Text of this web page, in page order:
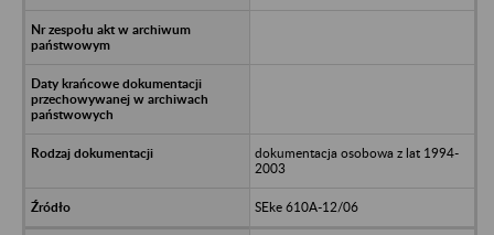
dokumentacja osobowa z lat 1994-
2003
SEke 610A-12/06